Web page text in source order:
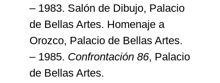
– 1983. Salón de Dibujo, Palacio
de Bellas Artes. Homenaje a
Orozco, Palacio de Bellas Artes.
– 1985. Confrontación 86, Palacio
de Bellas Artes.